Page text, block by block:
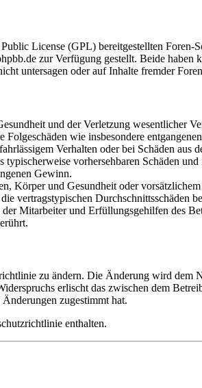
License (GPL) bereitgestellten
zur Verfügung gestellt. Beide
untersagen oder auf Inhalte fremder
und der Verletzung wesentlicher
wie insbesondere
Verhalten oder bei Schäden
vorhersehbaren Schäden
Gewinn.
Körper und Gesundheit oder
vertragstypischen Durchschnittsschäden
Mitarbeiter und Erfüllungsgehilfen des
zu ändern. Die Änderung wird dem
erlischt das zwischen dem
zugestimmt hat.
enthalten.